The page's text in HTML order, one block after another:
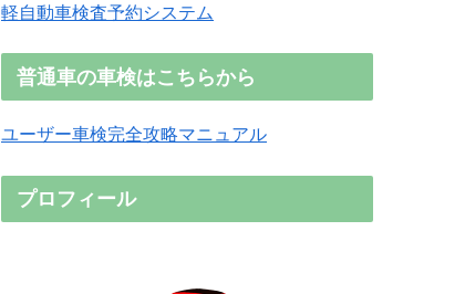
軽自動車検査予約システム
普通車の車検はこちらから
ユーザー車検完全攻略マニュアル
プロフィール